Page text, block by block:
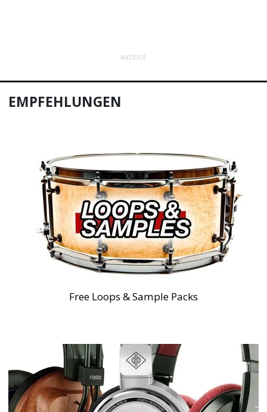
ANZEIGE
EMPFEHLUNGEN
Free Loops & Sample Packs